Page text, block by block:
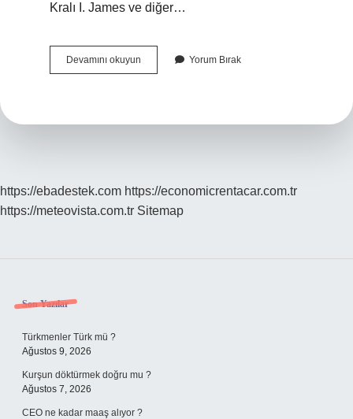
Kralı I. James ve diğer…
Devamını okuyun
Atımlık
Yorum Bırak
https://ebadestek.com https://economicrentacar.com.tr
https://meteovista.com.tr Sitemap
Sidebar
Son Yazılar
Türkmenler Türk mü ?
Ağustos 9, 2026
Kurşun döktürmek doğru mu ?
Ağustos 7, 2026
CEO ne kadar maaş alıyor ?